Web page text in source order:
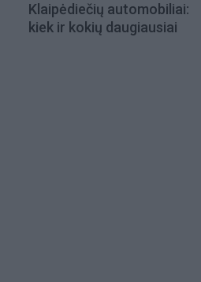
Klaipėdiečių automobiliai:
kiek ir kokių daugiausiai